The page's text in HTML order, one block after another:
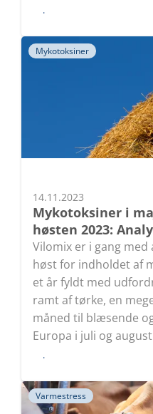
Læs
Mykotoksiner
14.11.2023
Mykotoksiner i
høsten 2023:
Vilomix er i gang med
høst for indholdet af
et år fyldt med
ramt af tørke, en
måned til blæsende
Europa i juli og
Læs
Varmestress